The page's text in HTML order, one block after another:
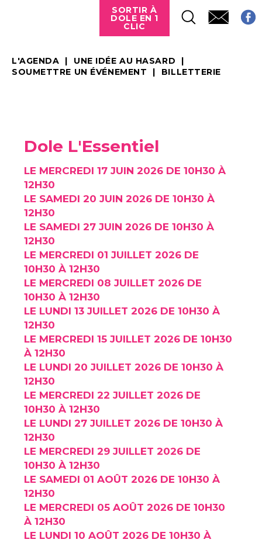
SORTIR À
DOLE EN 1
CLIC
L'AGENDA
UNE IDÉE AU HASARD
SOUMETTRE UN ÉVÉNEMENT
BILLETTERIE
Dole L'Essentiel
LE MERCREDI 17 JUIN 2026 DE 10H30 À
12H30
LE SAMEDI 20 JUIN 2026 DE 10H30 À
12H30
LE SAMEDI 27 JUIN 2026 DE 10H30 À
12H30
LE MERCREDI 01 JUILLET 2026 DE
10H30 À 12H30
LE MERCREDI 08 JUILLET 2026 DE
10H30 À 12H30
LE LUNDI 13 JUILLET 2026 DE 10H30 À
12H30
LE MERCREDI 15 JUILLET 2026 DE 10H30
À 12H30
LE LUNDI 20 JUILLET 2026 DE 10H30 À
12H30
LE MERCREDI 22 JUILLET 2026 DE
10H30 À 12H30
LE LUNDI 27 JUILLET 2026 DE 10H30 À
12H30
LE MERCREDI 29 JUILLET 2026 DE
10H30 À 12H30
LE SAMEDI 01 AOÛT 2026 DE 10H30 À
12H30
LE MERCREDI 05 AOÛT 2026 DE 10H30
À 12H30
LE LUNDI 10 AOÛT 2026 DE 10H30 À